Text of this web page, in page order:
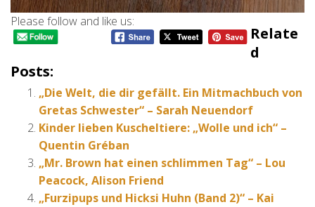
Please follow and like us:
Relate
D
Posts:
„Die Welt, die dir gefällt. Ein Mitmachbuch von
Gretas Schwester“ – Sarah Neuendorf
Kinder lieben Kuscheltiere: „Wolle und ich“ –
Quentin Gréban
„Mr. Brown hat einen schlimmen Tag“ – Lou
Peacock, Alison Friend
„Furzipups und Hicksi Huhn (Band 2)“ – Kai